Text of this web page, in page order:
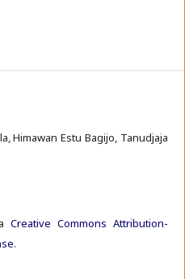
Himawan Estu Bagijo, Tanudjaja
Creative Commons Attribution-
.